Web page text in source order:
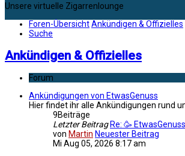
Unsere virtuelle Zigarrenlounge
Foren-ÜbersichtAnkündigen & Offizielles
Suche
Ankündigen & Offizielles
Forum
Ankündigungen von EtwasGenuss
Hier findet ihr alle Ankündigungen rund
9Beiträge
Letzter Beitrag Re: 🥳
von Martin Neuester Beitrag
Mi Aug 05, 2026 8:17 am